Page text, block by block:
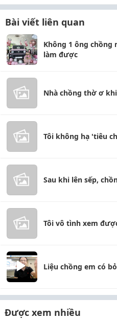
Bài viết liên quan
Không 1 ông chồng
làm được
Nhà chồng thờ ơ
Tôi không hạ 'tiêu
Sau khi lên sếp,
Tôi vô tình xem
Liệu chồng em có
Được xem nhiều